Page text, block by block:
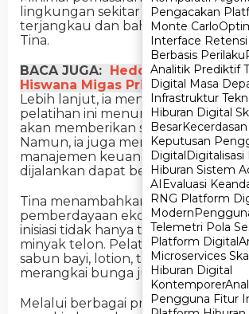
Pengacakan
Monte Carlo
Interface
Berbasis Perilaku
Analitik Prediktif
Digital Masa
Infrastruktur
Hiburan Digital
Besar
Keputusan
Digital
Hiburan Sistem
AIEvaluasi
RNG Platform
Modern
Telemetri Pola
Platform Digital
Microservices
Hiburan Digital
Kontemporer
Pengguna Fitur
Pengacakan
Monte Carlo
Interface
Berbasis Perilaku
Analitik Prediktif
Digital Masa
Infrastruktur
Hiburan Digital
Besar
Keputusan
Digital
Hiburan Sistem
AIEvaluasi
RNG Platform
Modern
Telemetri Pola
Platform Digital
Microservices
Hiburan Digital
Kontemporer
Pengguna Fitur
lingkungan sekitar dengan harga
terjangkau dan bahan alami yang
Tina.
BACA JUGA: Heddy S Hedian
Hiswana Migas Priangan Timur
Lebih lanjut, ia menyampaikan
pelatihan ini menunjukkan hasil
akan memberikan subsidi untuk
Namun, ia juga mengingatkan
manajemen keuangan agar usaha
dijalankan dapat berkelanjutan.
Tina menambahkan bahwa
pemberdayaan ekonomi
inisiasi tidak hanya terbatas pada
minyak telon. Pelatihan lain seperti
sabun bayi, lotion, tata rias, buket
merangkai bunga juga telah
Melalui berbagai program ini, Tina